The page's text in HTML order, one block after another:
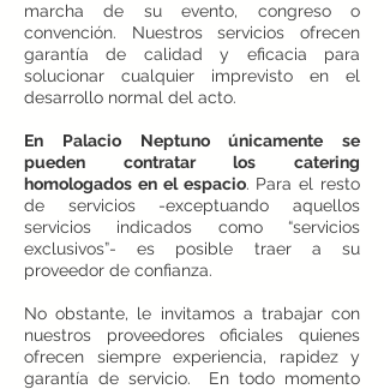
marcha de su evento, congreso o
convención. Nuestros servicios ofrecen
garantía de calidad y eficacia para
solucionar cualquier imprevisto en el
desarrollo normal del acto.
En Palacio Neptuno únicamente se
pueden contratar los catering
homologados en el espacio. Para el resto
de servicios -exceptuando aquellos
servicios indicados como “servicios
exclusivos”- es posible traer a su
proveedor de confianza.
No obstante, le invitamos a trabajar con
nuestros proveedores oficiales quienes
ofrecen siempre experiencia, rapidez y
garantía de servicio. En todo momento